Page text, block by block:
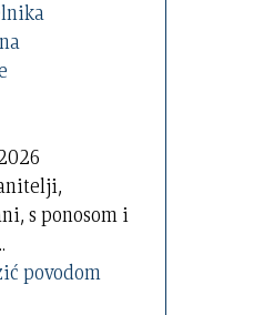
s ponosom i
povodom